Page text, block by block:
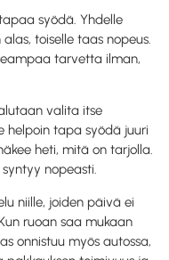
syödä. Yhdelle
toiselle taas nopeus.
tarvetta ilman,
valita itse
helpoin tapa syödä juuri
heti, mitä on tarjolla.
nopeasti.
niille, joiden päivä ei
ruoan saa mukaan
onnistuu myös autossa,